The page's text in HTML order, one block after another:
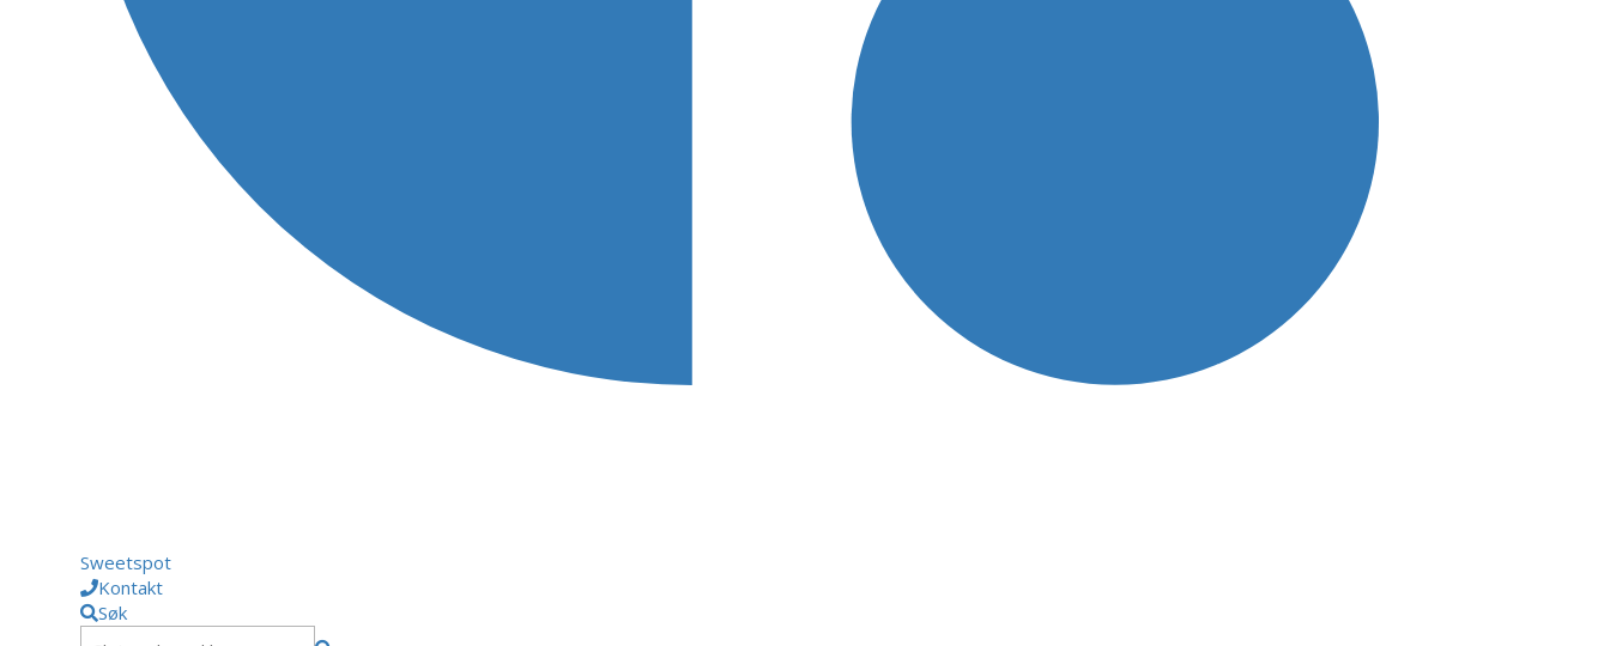
Sweetspot
Kontakt
Søk